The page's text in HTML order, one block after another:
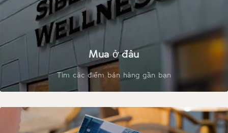
Mua ở đâu
Tìm các điểm bán hàng gần bạn